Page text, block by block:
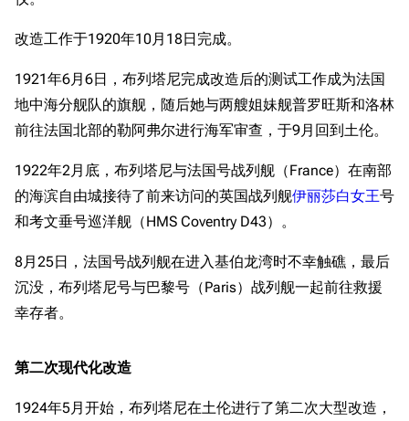
改造工作于1920年10月18日完成。
1921年6月6日，布列塔尼完成改造后的测试工作成为法国
地中海分舰队的旗舰，随后她与两艘姐妹舰普罗旺斯和洛林
前往法国北部的勒阿弗尔进行海军审查，于9月回到土伦。
1922年2月底，布列塔尼与法国号战列舰（France）在南部
的海滨自由城接待了前来访问的英国战列舰伊丽莎白女王号
和考文垂号巡洋舰（HMS Coventry D43）。
8月25日，法国号战列舰在进入基伯龙湾时不幸触礁，最后
沉没，布列塔尼号与巴黎号（Paris）战列舰一起前往救援
幸存者。
第二次现代化改造
1924年5月开始，布列塔尼在土伦进行了第二次大型改造，